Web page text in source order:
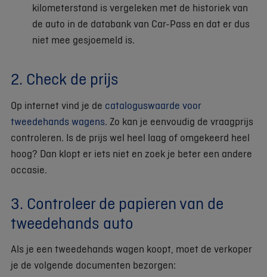
kilometerstand is vergeleken met de historiek van
de auto in de databank van Car-Pass en dat er dus
niet mee gesjoemeld is.
2. Check de prijs
Op internet vind je de cataloguswaarde voor
tweedehands wagens. Zo kan je eenvoudig de vraagprijs
controleren. Is de prijs wel heel laag of omgekeerd heel
hoog? Dan klopt er iets niet en zoek je beter een andere
occasie.
3. Controleer de papieren van de
tweedehands auto
Als je een tweedehands wagen koopt, moet de verkoper
je de volgende documenten bezorgen: